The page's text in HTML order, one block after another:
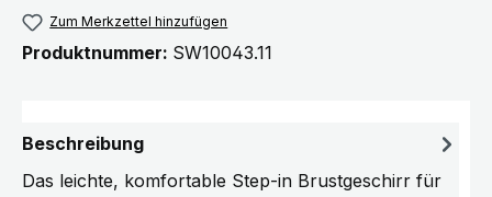
Zum Merkzettel hinzufügen
Produktnummer: SW10043.11
Beschreibung
Das leichte, komfortable Step-in Brustgeschirr für